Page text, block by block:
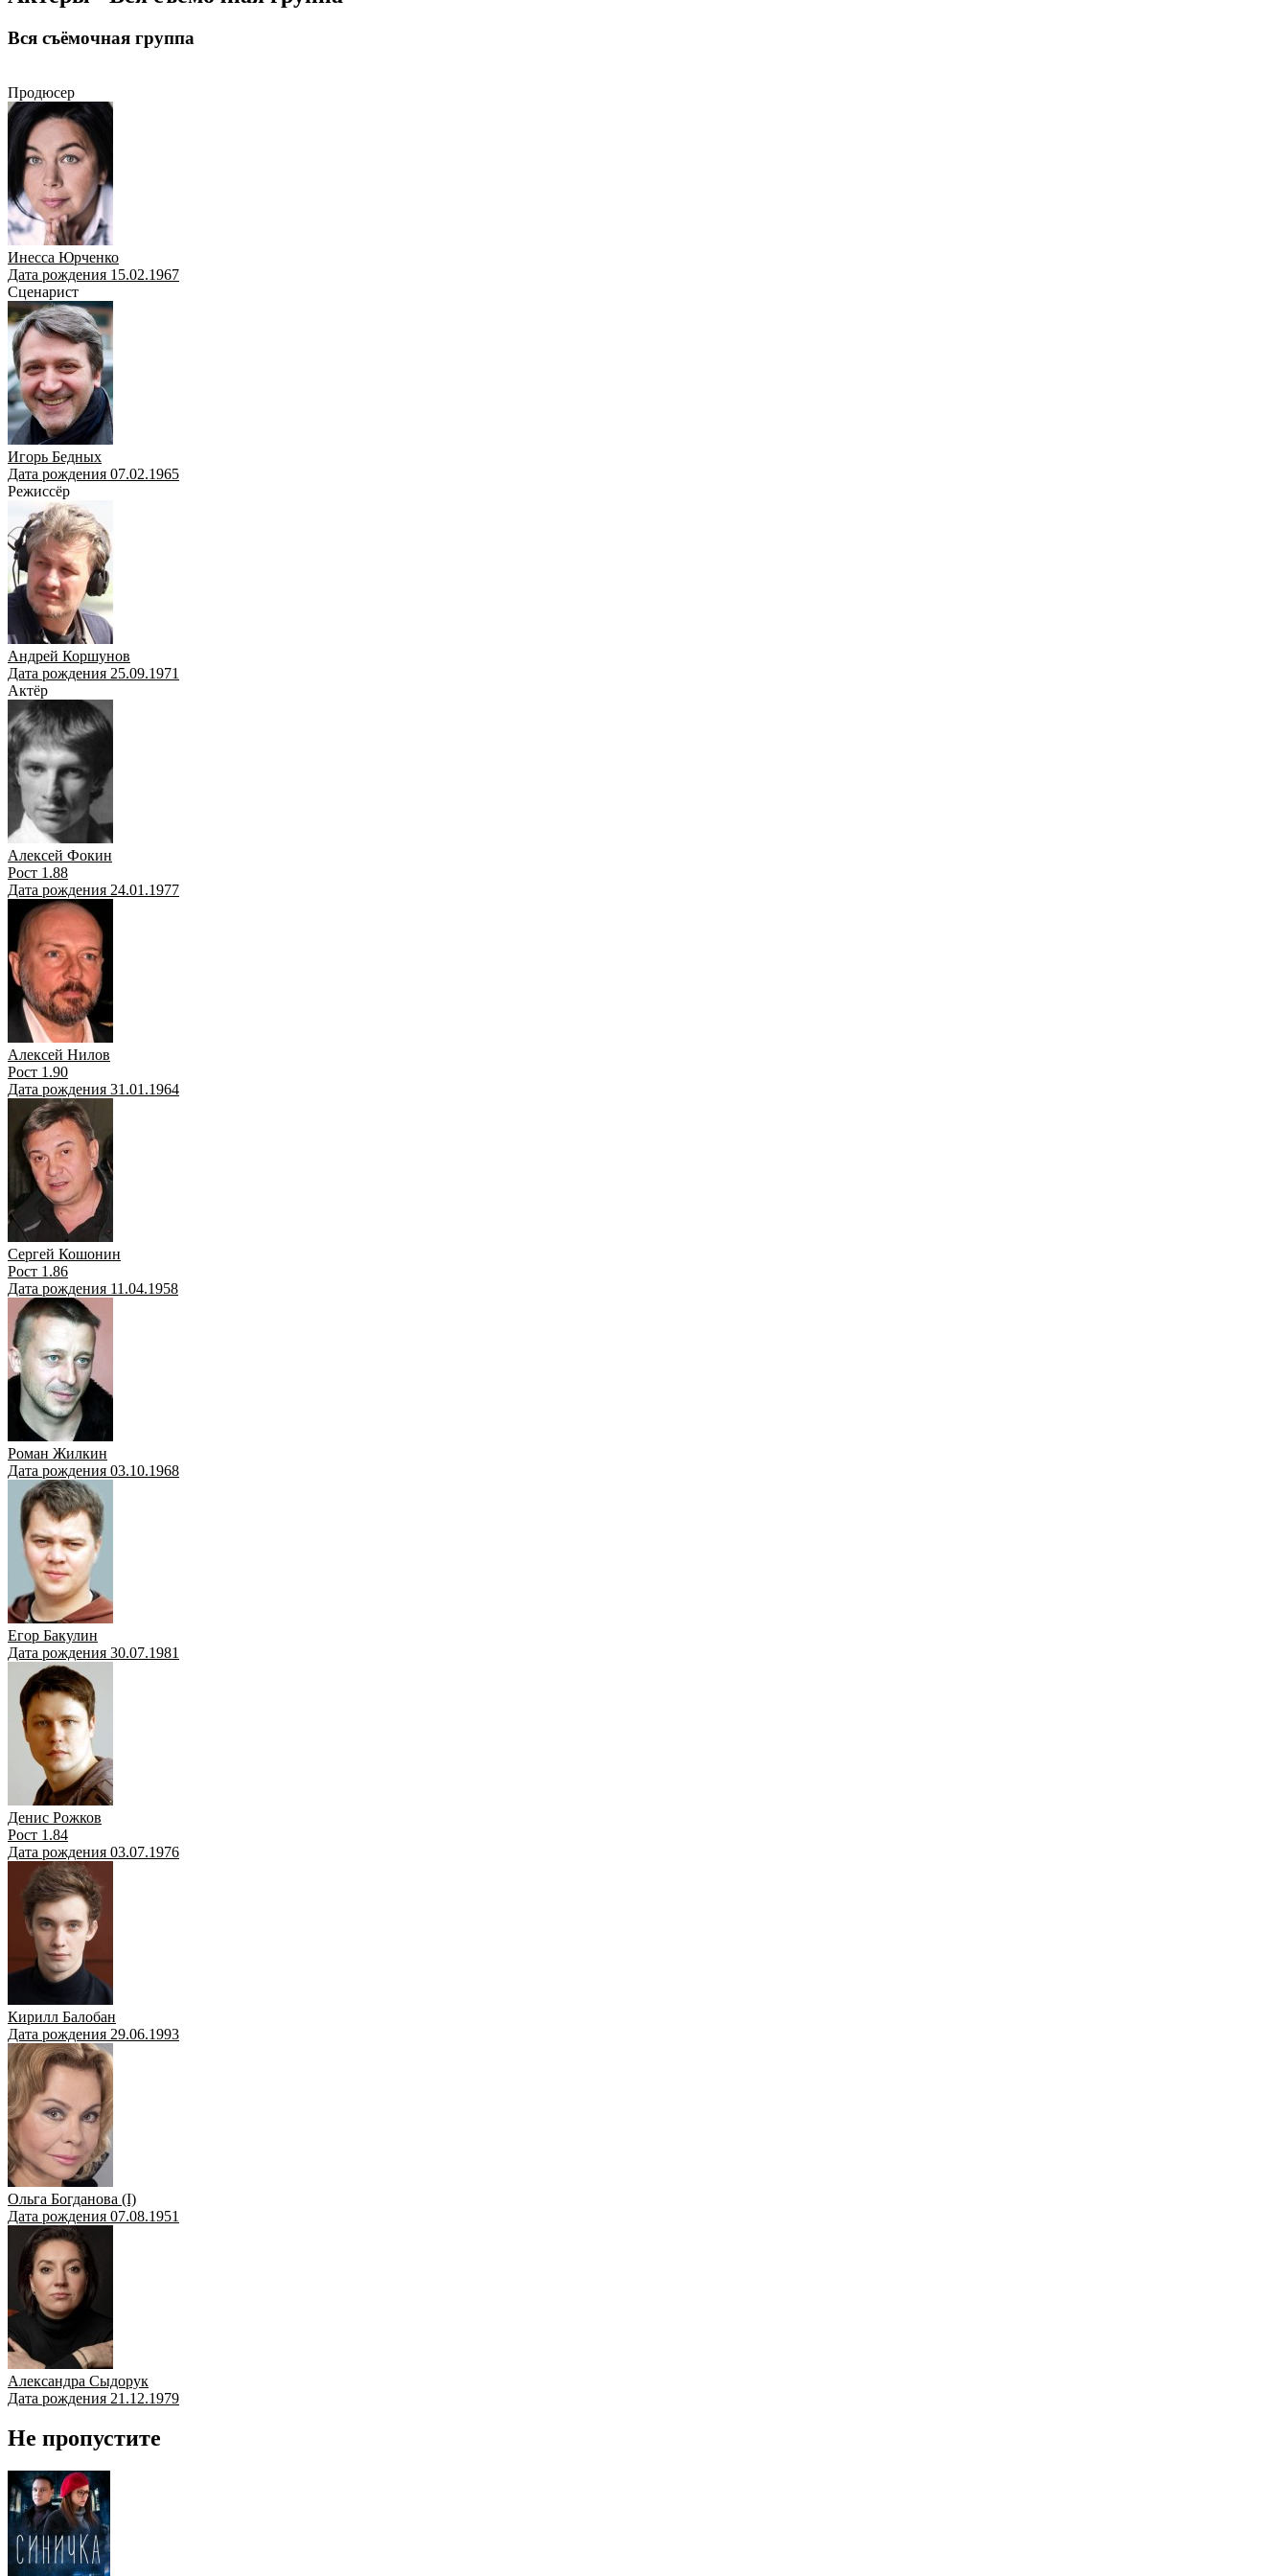
Вся съёмочная группа
Продюсер
Инесса Юрченко
Дата рождения 15.02.1967
Сценарист
Игорь Бедных
Дата рождения 07.02.1965
Режиссёр
Андрей Коршунов
Дата рождения 25.09.1971
Актёр
Алексей Фокин
Рост 1.88
Дата рождения 24.01.1977
Алексей Нилов
Рост 1.90
Дата рождения 31.01.1964
Сергей Кошонин
Рост 1.86
Дата рождения 11.04.1958
Роман Жилкин
Дата рождения 03.10.1968
Егор Бакулин
Дата рождения 30.07.1981
Денис Рожков
Рост 1.84
Дата рождения 03.07.1976
Кирилл Балобан
Дата рождения 29.06.1993
Ольга Богданова (I)
Дата рождения 07.08.1951
Александра Сыдорук
Дата рождения 21.12.1979
Не пропустите